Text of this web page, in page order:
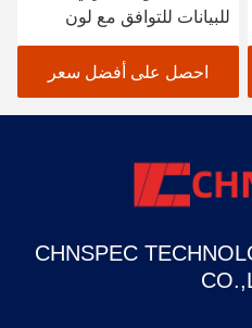
للبيانات للتوافق مع لون
النسيج باللون الأسود
احصل على أفضل سعر
CHNSPEC